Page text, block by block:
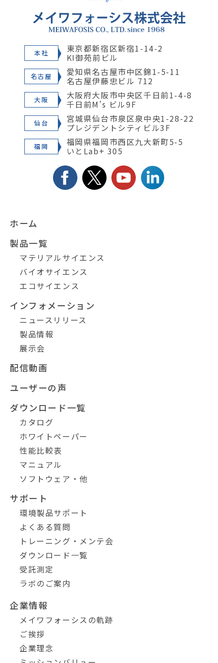
本社 東京都新宿区新宿1-14-2
KI御苑前ビル
名古屋 愛知県名古屋市中区錦1-5-11
名古屋伊藤忠ビル 712
大阪 大阪府大阪市中央区千日前1-4-8
千日前M's ビル9F
仙台 宮城県仙台市泉区泉中央1-28-22
プレジデントシティビル3F
福岡 福岡県福岡市西区九大新町5-5
いとLab+ 305
ホーム
製品一覧
マテリアルサイエンス
バイオサイエンス
エコサイエンス
インフォメーション
ニュースリリース
製品情報
展示会
配信動画
ユーザーの声
ダウンロード一覧
カタログ
ホワイトペーパー
性能比較表
マニュアル
ソフトウェア・他
サポート
環境製品サポート
よくある質問
トレーニング・メンテ会
ダウンロード一覧
受託測定
ラボのご案内
企業情報
メイワフォーシスの軌跡
ご挨拶
企業理念